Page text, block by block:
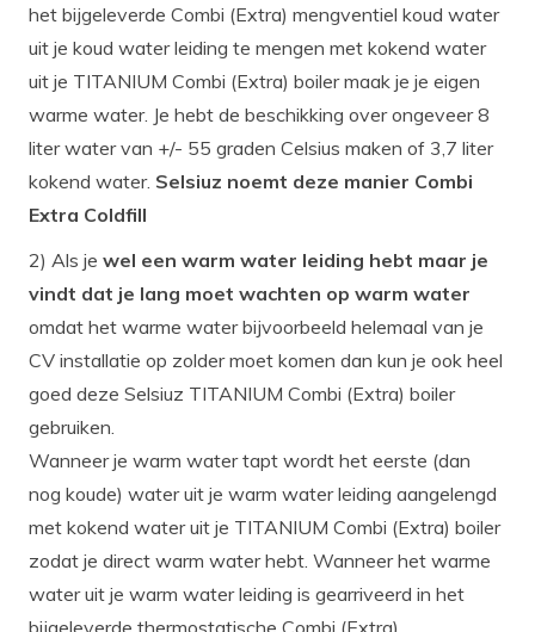
het bijgeleverde Combi (Extra) mengventiel koud water
uit je koud water leiding te mengen met kokend water
uit je TITANIUM Combi (Extra) boiler maak je je eigen
warme water. Je hebt de beschikking over ongeveer 8
liter water van +/- 55 graden Celsius maken of 3,7 liter
kokend water. Selsiuz noemt deze manier Combi
Extra Coldfill
2) Als je wel een warm water leiding hebt maar je
vindt dat je lang moet wachten op warm water
omdat het warme water bijvoorbeeld helemaal van je
CV installatie op zolder moet komen dan kun je ook heel
goed deze Selsiuz TITANIUM Combi (Extra) boiler
gebruiken.
Wanneer je warm water tapt wordt het eerste (dan
nog koude) water uit je warm water leiding aangelengd
met kokend water uit je TITANIUM Combi (Extra) boiler
zodat je direct warm water hebt. Wanneer het warme
water uit je warm water leiding is gearriveerd in het
bijgeleverde thermostatische Combi (Extra)